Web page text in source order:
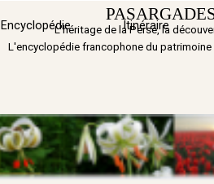
Encyclopédie Itinéraire
L'héritage de la Perse, la
L'encyclopédie francophone du patrimoine